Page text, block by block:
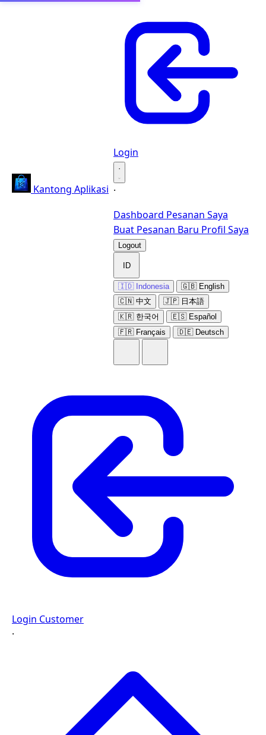
Kantong Aplikasi
Login
·
·
Dashboard Pesanan Saya
Buat Pesanan Baru Profil Saya
Logout
ID
🇮🇩 Indonesia
🇬🇧 English
🇨🇳 中文
🇯🇵 日本語
🇰🇷 한국어
🇪🇸 Español
🇫🇷 Français
🇩🇪 Deutsch
Login Customer
·